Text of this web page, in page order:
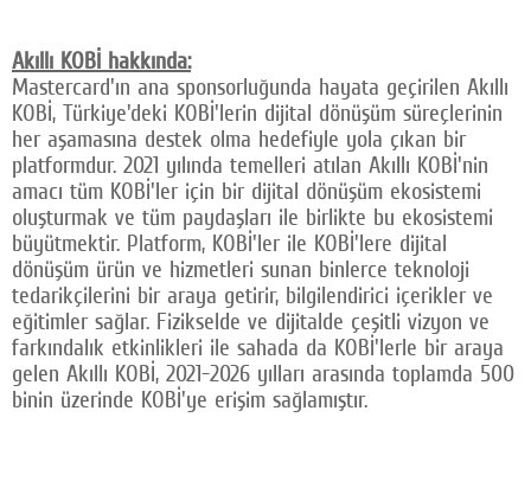
Akıllı KOBİ hakkında:
Mastercard'ın ana sponsorluğunda hayata geçirilen Akıllı
KOBİ, Türkiye'deki KOBİ'lerin dijital dönüşüm süreçlerinin
her aşamasına destek olma hedefiyle yola çıkan bir
platformdur. 2021 yılında temelleri atılan Akıllı KOBİ'nin
amacı tüm KOBİ'ler için bir dijital dönüşüm ekosistemi
oluşturmak ve tüm paydaşları ile birlikte bu ekosistemi
büyütmektir. Platform, KOBİ'ler ile KOBİ'lere dijital
dönüşüm ürün ve hizmetleri sunan binlerce teknoloji
tedarikçilerini bir araya getirir, bilgilendirici içerikler ve
eğitimler sağlar. Fizikselde ve dijitalde çeşitli vizyon ve
farkındalık etkinlikleri ile sahada da KOBİ'lerle bir araya
gelen Akıllı KOBİ, 2021-2026 yılları arasında toplamda 500
binin üzerinde KOBİ'ye erişim sağlamıştır.